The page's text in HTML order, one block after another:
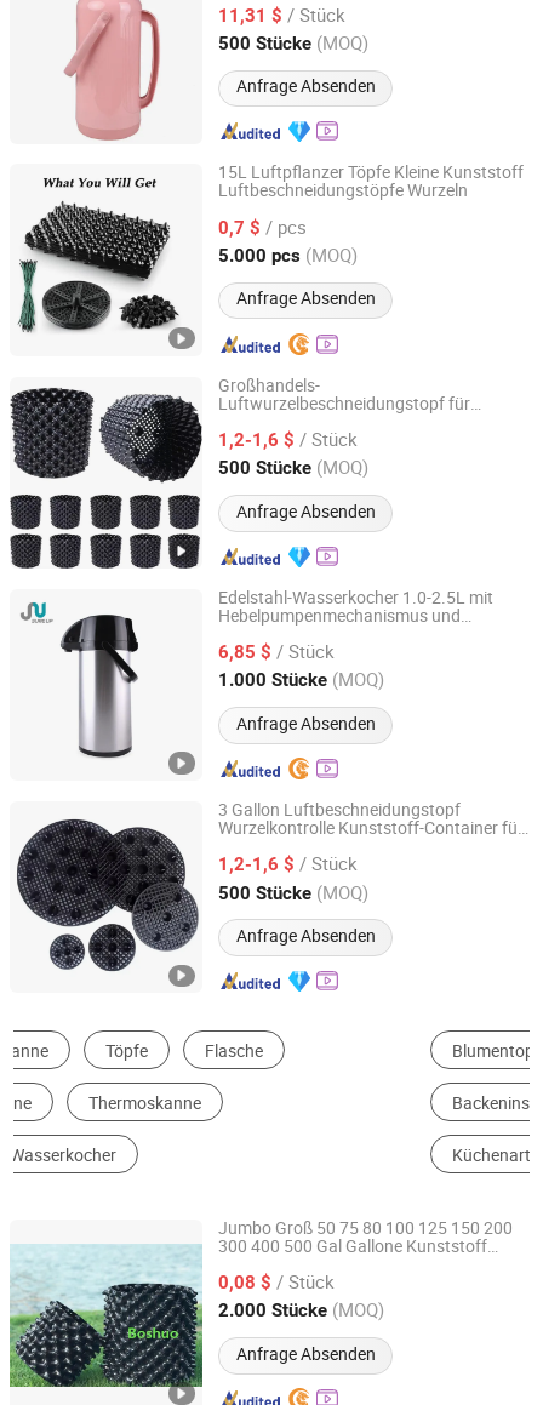
11,31 $ / Stück
500 Stücke (MOQ)
Anfrage Absenden
Fujian, China Seit 2020
15L Luftpflanzer Töpfe Kleine Kunststoff
Luftbeschneidungstöpfe Wurzeln
0,7 $ / pcs
5.000 pcs (MOQ)
Anfrage Absenden
Alusen(Dalian)Gardening Co., Ltd
Liaoning, China Seit 2025
Großhandels-
Luftwurzelbeschneidungstopf für
1,2-1,6 $ / Stück
500 Stücke (MOQ)
Anfrage Absenden
Sichuan Zhifang Net Industry Co., Ltd.
Sichuan, China Seit 2019
Edelstahl-Wasserkocher 1.0-2.5L mit
Hebelpumpenmechanismus und
6,85 $ / Stück
1.000 Stücke (MOQ)
Anfrage Absenden
GUANGZHOU SURE UP COMMODITY LIMITED
Guangdong, China Seit 2014
3 Gallon Luftbeschneidungstopf
Wurzelkontrolle Kunststoff-Container für
1,2-1,6 $ / Stück
500 Stücke (MOQ)
Anfrage Absenden
Sichuan Zhifang Net Industry Co., Ltd.
Sichuan, China Seit 2019
Blumentopfbehälter Kunststoffgewächshaus
Backeninstrument
Küchenartikel Set
Jumbo Groß 50 75 80 100 125 150 200
300 400 500 Gal Gallone Kunststoff
Beschneidung Pflanzen Baumschule
Setzling Pflanztopf China Anbieter
0,08 $ / Stück
2.000 Stücke (MOQ)
Anfrage Absenden
Shijiazhuang Boshuo New Material Co., Ltd.
Hebei, China Seit 2019